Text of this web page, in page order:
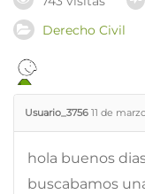
Derecho Civil
Usuario_3756 11 de
hola buenos
buscabamos